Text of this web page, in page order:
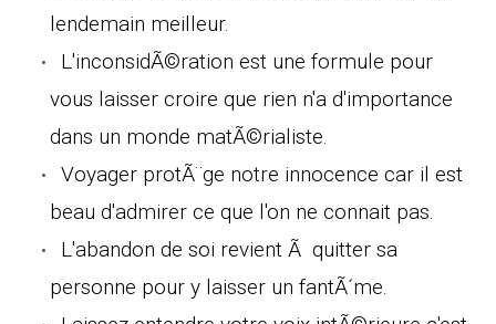
lendemain meilleur.
L'inconsidÃ©ration est une formule pour
vous laisser croire que rien n'a d'importance
dans un monde matÃ©rialiste.
Voyager protÃ¨ge notre innocence car il est
beau d'admirer ce que l'on ne connait pas.
L'abandon de soi revient Ã quitter sa
personne pour y laisser un fantÃ´me.